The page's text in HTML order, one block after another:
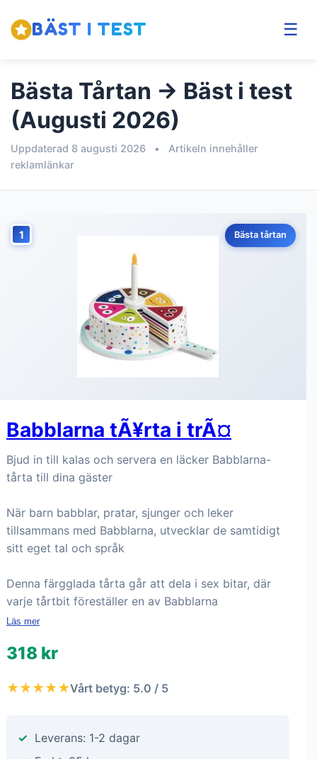
BÄST I TEST ☰
Bästa Tårtan → Bäst i test
(Augusti 2026)
Uppdaterad 8 augusti 2026 •
Artikeln innehåller
reklamlänkar
1 Bästa tårtan
Babblarna tÃ¥rta i trÃ¤
Bjud in till kalas och servera en läcker Babblarna-
tårta till dina gäster
När barn babblar, pratar, sjunger och leker
tillsammans med Babblarna, utvecklar de samtidigt
sitt eget tal och språk
Denna färgglada tårta går att dela i sex bitar, där
varje tårtbit föreställer en av Babblarna
Läs mer
318 kr
★★★★★Vårt betyg: 5.0 / 5
Leverans: 1-2 dagar